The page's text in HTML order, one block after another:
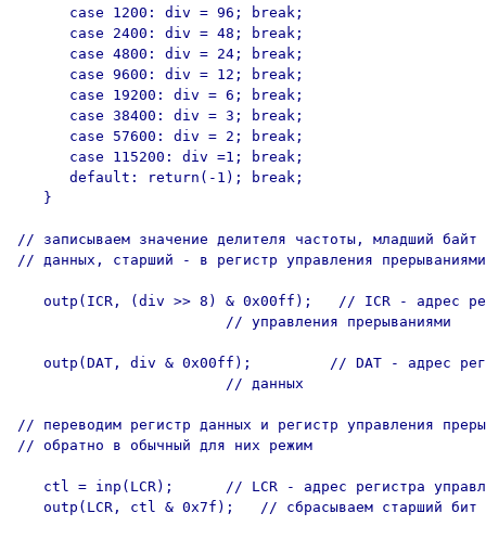
      case 1200: div = 96; break;
      case 2400: div = 48; break;
      case 4800: div = 24; break;
      case 9600: div = 12; break;
      case 19200: div = 6; break;
      case 38400: div = 3; break;
      case 57600: div = 2; break;
      case 115200: div =1; break;
      default: return(-1); break;
   }
// записываем значение делителя частоты, младший байт
// данных, старший - в регистр управления прерываниями
outp(ICR, (div >> 8) & 0x00ff);   // ICR - адрес
                        // управления прерываниями
outp(DAT, div & 0x00ff);         // DAT - адрес
                        // данных
// переводим регистр данных и регистр управления
// обратно в обычный для них режим
ctl = inp(LCR);      // LCR - адрес регистра
outp(LCR, ctl & 0x7f);   // сбрасываем старший бит